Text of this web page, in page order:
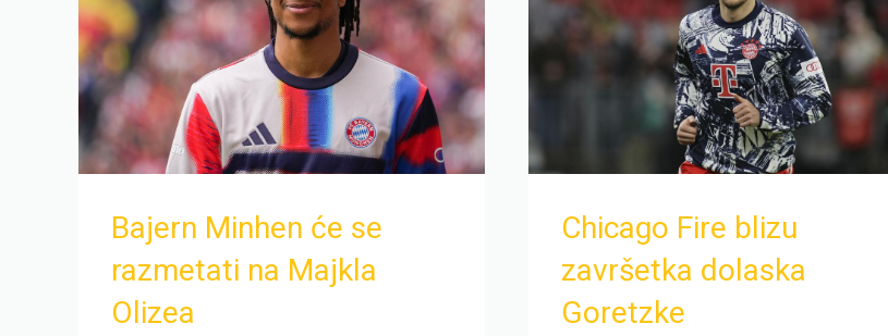
Bajern Minhen će se
razmetati na Majkla
Olizea
Chicago Fire blizu
završetka dolaska
Goretzke